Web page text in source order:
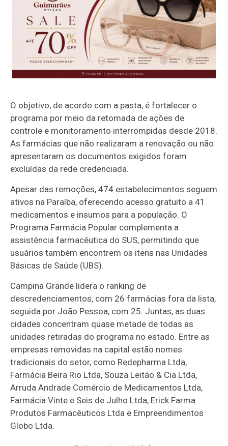
O objetivo, de acordo com a pasta, é fortalecer o
programa por meio da retomada de ações de
controle e monitoramento interrompidas desde 2018.
As farmácias que não realizaram a renovação ou não
apresentaram os documentos exigidos foram
excluídas da rede credenciada.
Apesar das remoções, 474 estabelecimentos seguem
ativos na Paraíba, oferecendo acesso gratuito a 41
medicamentos e insumos para a população. O
Programa Farmácia Popular complementa a
assistência farmacêutica do SUS, permitindo que
usuários também encontrem os itens nas Unidades
Básicas de Saúde (UBS).
Campina Grande lidera o ranking de
descredenciamentos, com 26 farmácias fora da lista,
seguida por João Pessoa, com 25. Juntas, as duas
cidades concentram quase metade de todas as
unidades retiradas do programa no estado. Entre as
empresas removidas na capital estão nomes
tradicionais do setor, como Redepharma Ltda,
Farmácia Beira Rio Ltda, Souza Leitão & Cia Ltda,
Arruda Andrade Comércio de Medicamentos Ltda,
Farmácia Vinte e Seis de Julho Ltda, Erick Farma
Produtos Farmacêuticos Ltda e Empreendimentos
Globo Ltda.